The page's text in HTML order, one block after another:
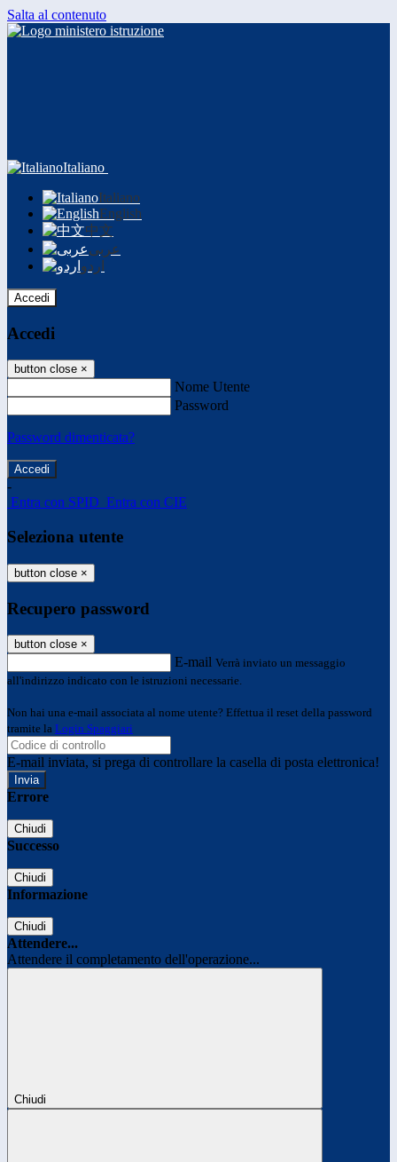
Salta al contenuto
Italiano
Italiano
English
中文
عربى
اردو
Accedi
Accedi
button close ×
Nome Utente
Password
Password dimenticata?
-
Entra con SPID Entra con CIE
Seleziona utente
button close ×
Recupero password
button close ×
E-mail Verrà inviato un messaggio
all'indirizzo indicato con le istruzioni necessarie.
Non hai una e-mail associata al nome utente? Effettua il reset della password
tramite la Login Spaggiari
E-mail inviata, si prega di controllare la casella di posta elettronica!
Errore
Chiudi
Successo
Chiudi
Informazione
Chiudi
Attendere...
Attendere il completamento dell'operazione...
Chiudi